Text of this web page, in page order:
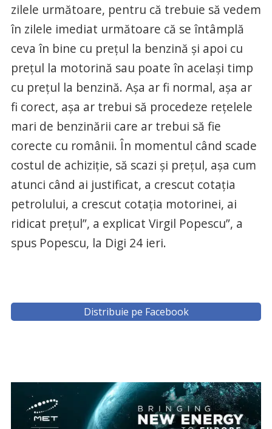
zilele următoare, pentru că trebuie să vedem
în zilele imediat următoare că se întâmplă
ceva în bine cu prețul la benzină și apoi cu
prețul la motorină sau poate în același timp
cu prețul la benzină. Așa ar fi normal, așa ar
fi corect, așa ar trebui să procedeze rețelele
mari de benzinării care ar trebui să fie
corecte cu românii. În momentul când scade
costul de achiziție, să scazi și prețul, așa cum
atunci când ai justificat, a crescut cotația
petrolului, a crescut cotația motorinei, ai
ridicat prețul”, a explicat Virgil Popescu”, a
spus Popescu, la Digi 24 ieri.
Distribuie pe Facebook